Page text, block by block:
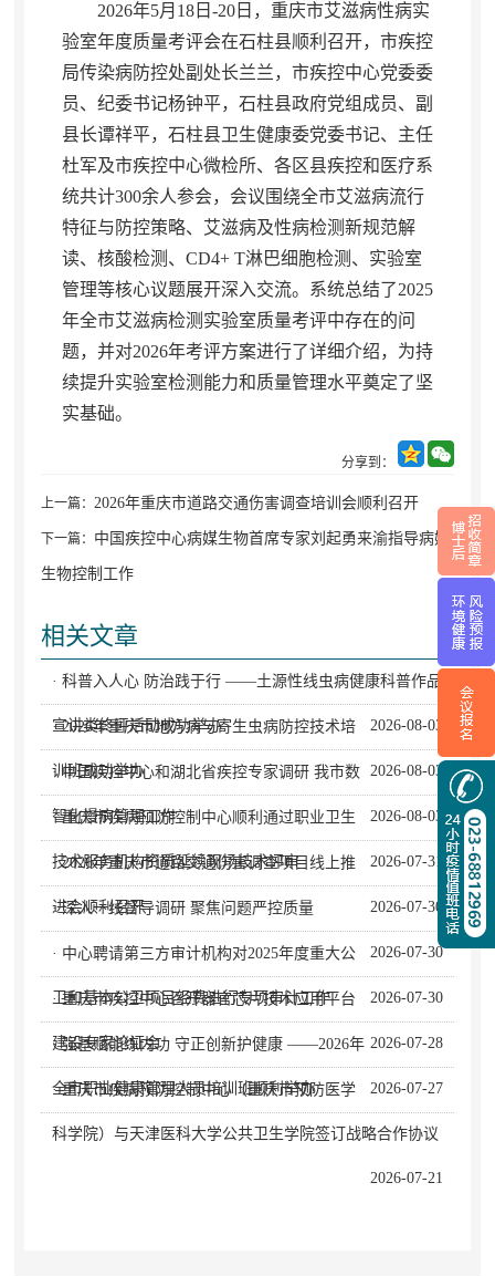
2026年5月18日-20日 ， 重庆市艾滋病性病实
验室年度质量考评会在石柱县顺利召开，市疾控
局传染病防控处副处长兰兰， 市疾控中心党委委
员、纪委书记杨钟平，石柱县政府党组成员、副
县长谭祥平， 石柱县卫生健康委党委书记、主任
杜军及市疾控中心微检所、各区县疾控和医疗系
统共计300余人参会，会议围绕全市艾滋病流行
特征与防控策略、艾滋病及性病检测新规范解
读、核酸检测、CD4+ T淋巴细胞检测、实验室
管理等核心议题展开深入交流。 系统总结了2025
年全市艾滋病检测实验室质量考评中存在的问
题，并对2026年考评方案进行了详细介绍， 为持
续提升实验室检测能力和质量管理水平奠定了坚
实基础。
分享到：
上一篇： 2026年重庆市道路交通伤害调查培训会顺利召开
下一篇： 中国疾控中心病媒生物首席专家刘起勇来渝指导病媒
生物控制工作
相关文章
· 科普入人心 防治践于行 ——土源性线虫病健康科普作品
宣讲类终评活动成功举办 2026-08-03
· 2026年重庆市地方病与寄生虫病防控技术培
训班成功举办 2026-08-03
· 中国疾控中心和湖北省疾控专家调研 我市数
智化慢病管理工作 2026-08-03
· 重庆市疾病预防控制中心顺利通过职业卫生
技术服务机构资质延续现场技术评审 2026-07-31
· 2026年重庆市道路交通伤害调查项目线上推
进会顺利召开 2026-07-30
· 深入一线督导调研 聚焦问题严控质量
2026-07-30
· 中心聘请第三方审计机构对2025年度重大公
卫和基本公卫项目经费进行专项审计工作 2026-07-30
· 重庆市疾控中心召开器官芯片技术应用平台
建设专家论证会 2026-07-28
· 强基赋能练内功 守正创新护健康 ——2026年
全市职业健康管理人员培训班顺利举办 2026-07-27
· 重庆市疾病预防控制中心（重庆市预防医学
科学院）与天津医科大学公共卫生学院签订战略合作协议
2026-07-21